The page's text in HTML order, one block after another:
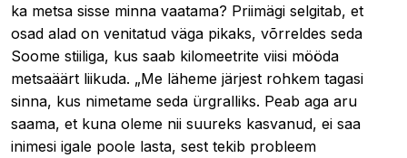
ka metsa sisse minna vaatama? Priimägi selgitab, et
osad alad on venitatud väga pikaks, võrreldes seda
Soome stiiliga, kus saab kilomeetrite viisi mööda
metsaäärt liikuda. „Me läheme järjest rohkem tagasi
sinna, kus nimetame seda ürgralliks. Peab aga aru
saama, et kuna oleme nii suureks kasvanud, ei saa
inimesi igale poole lasta, sest tekib probleem